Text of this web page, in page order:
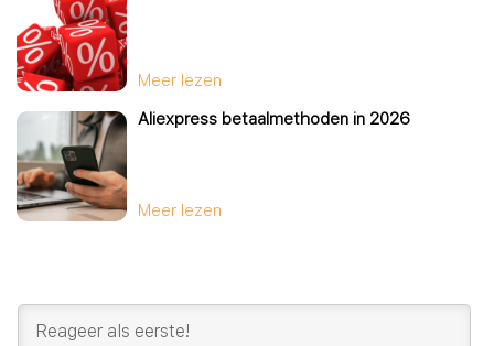
Meer lezen
Aliexpress betaalmethoden in 2026
Meer lezen